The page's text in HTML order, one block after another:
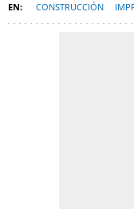
CONSTRUCCIÓN